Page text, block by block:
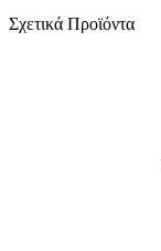
Σχετικά Προϊόντα